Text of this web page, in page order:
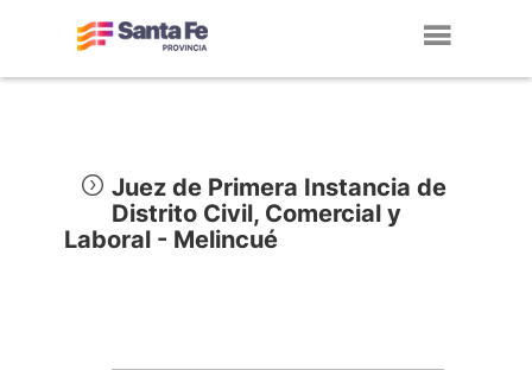
Juez de Primera Instancia de
Distrito Civil, Comercial y
Laboral - Melincué